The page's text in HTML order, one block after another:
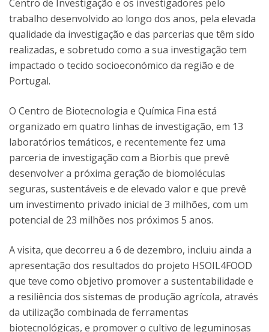
Centro de Investigação e os investigadores pelo
trabalho desenvolvido ao longo dos anos, pela elevada
qualidade da investigação e das parcerias que têm sido
realizadas, e sobretudo como a sua investigação tem
impactado o tecido socioeconómico da região e de
Portugal.
O Centro de Biotecnologia e Química Fina está
organizado em quatro linhas de investigação, em 13
laboratórios temáticos, e recentemente fez uma
parceria de investigação com a Biorbis que prevê
desenvolver a próxima geração de biomoléculas
seguras, sustentáveis e de elevado valor e que prevê
um investimento privado inicial de 3 milhões, com um
potencial de 23 milhões nos próximos 5 anos.
A visita, que decorreu a 6 de dezembro, incluiu ainda a
apresentação dos resultados do projeto HSOIL4FOOD
que teve como objetivo promover a sustentabilidade e
a resiliência dos sistemas de produção agrícola, através
da utilização combinada de ferramentas
biotecnológicas, e promover o cultivo de leguminosas